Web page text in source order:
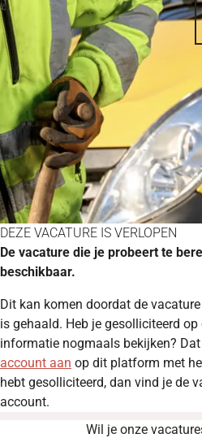
DEZE VACATURE IS VERLOPEN
De vacature die je probeert te
beschikbaar.
Dit kan komen doordat de
is gehaald. Heb je gesolliciteerd
informatie nogmaals bekijken?
account aan op dit platform met
hebt gesolliciteerd, dan vind je de
account.
Wil je onze